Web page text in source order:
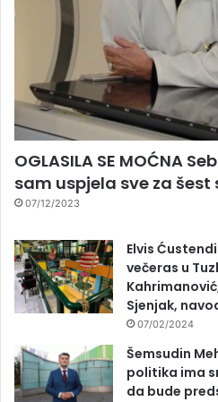
OGLASILA SE MOĆNA
sam uspjela sve za šest
07/12/2023
Elvis
večeras u
Sjenjak,
07/02/2024
Šemsudin
politika ima
da bude